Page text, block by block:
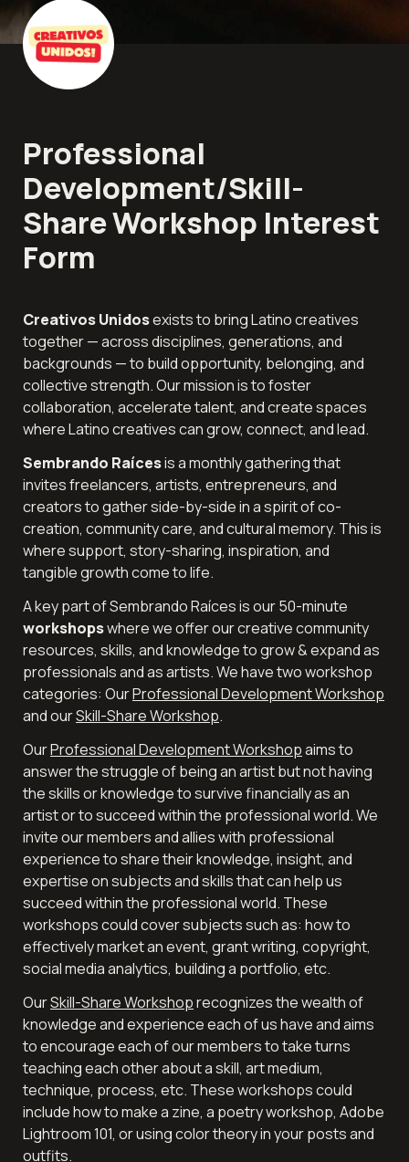
Professional
Development/Skill-
Share Workshop Interest
Form
Creativos Unidos exists to bring Latino creatives
together — across disciplines, generations, and
backgrounds — to build opportunity, belonging, and
collective strength. Our mission is to foster
collaboration, accelerate talent, and create spaces
where Latino creatives can grow, connect, and lead.
Sembrando Raíces is a monthly gathering that
invites freelancers, artists, entrepreneurs, and
creators to gather side-by-side in a spirit of co-
creation, community care, and cultural memory. This is
where support, story-sharing, inspiration, and
tangible growth come to life.
workshops where we offer our creative community
resources, skills, and knowledge to grow & expand as
professionals and as artists. We have two workshop
categories: Our Professional Development Workshop
and our Skill-Share Workshop.
Our Professional Development Workshop aims to
answer the struggle of being an artist but not having
the skills or knowledge to survive financially as an
artist or to succeed within the professional world. We
invite our members and allies with professional
experience to share their knowledge, insight, and
expertise on subjects and skills that can help us
succeed within the professional world. These
workshops could cover subjects such as: how to
effectively market an event, grant writing, copyright,
social media analytics, building a portfolio, etc.
Our Skill-Share Workshop recognizes the wealth of
knowledge and experience each of us have and aims
to encourage each of our members to take turns
teaching each other about a skill, art medium,
technique, process, etc. These workshops could
include how to make a zine, a poetry workshop, Adobe
Lightroom 101, or using color theory in your posts and
outfits.